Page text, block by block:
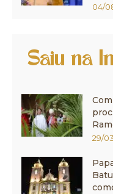
04/
Saiu na
29/